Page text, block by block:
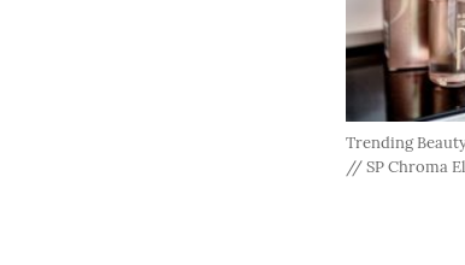
Trending
// SP Chroma